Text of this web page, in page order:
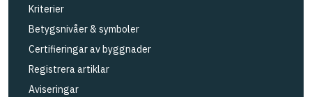
Kriterier
Betygsnivåer & symboler
Certifieringar av byggnader
Registrera artiklar
Aviseringar